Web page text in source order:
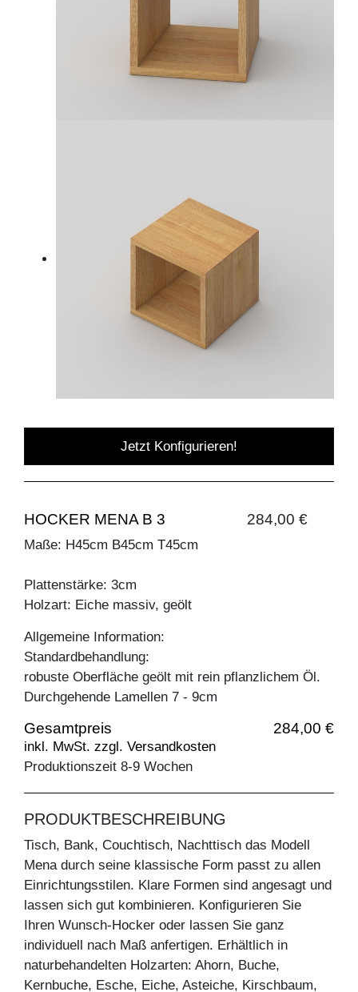
Jetzt Konfigurieren!
HOCKER MENA B 3 284,00 €
Maße: H45cm B45cm T45cm
Plattenstärke: 3cm
Holzart: Eiche massiv, geölt
Allgemeine Information:
Standardbehandlung:
robuste Oberfläche geölt mit rein pflanzlichem Öl.
Durchgehende Lamellen 7 - 9cm
Gesamtpreis 284,00 €
inkl. MwSt. zzgl. Versandkosten
Produktionszeit 8-9 Wochen
PRODUKTBESCHREIBUNG
Tisch, Bank, Couchtisch, Nachttisch das Modell
Mena durch seine klassische Form passt zu allen
Einrichtungsstilen. Klare Formen sind angesagt und
lassen sich gut kombinieren. Konfigurieren Sie
Ihren Wunsch-Hocker oder lassen Sie ganz
individuell nach Maß anfertigen. Erhältlich in
naturbehandelten Holzarten: Ahorn, Buche,
Kernbuche, Esche, Eiche, Asteiche, Kirschbaum,